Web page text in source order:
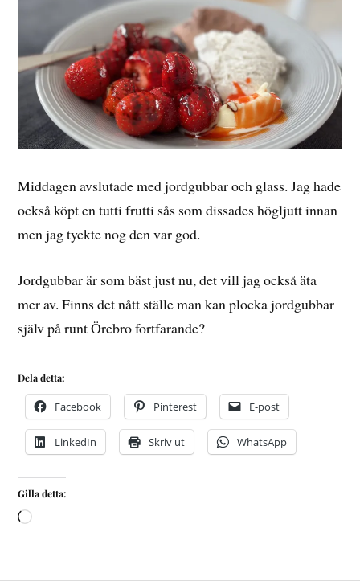
Middagen avslutade med jordgubbar och glass. Jag hade
också köpt en tutti frutti sås som dissades högljutt innan
men jag tyckte nog den var god.
Jordgubbar är som bäst just nu, det vill jag också äta
mer av. Finns det nått ställe man kan plocka jordgubbar
själv på runt Örebro fortfarande?
Dela detta:
Facebook Pinterest E-post
LinkedIn Skriv ut WhatsApp
Gilla detta: